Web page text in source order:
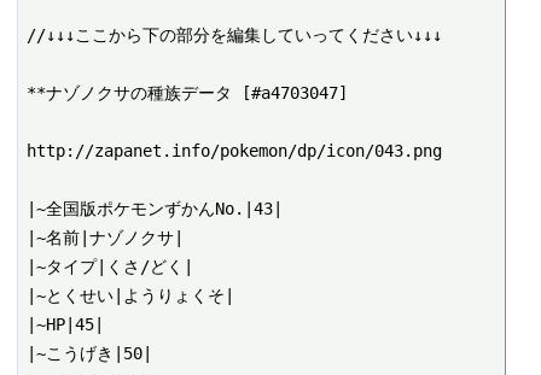
//↓↓↓ここから下の部分を編集していってください↓↓↓
**ナゾノクサの種族データ [#a4703047]
http://zapanet.info/pokemon/dp/icon/043.png
|~全国版ポケモンずかんNo.|43|
|~名前|ナゾノクサ|
|~タイプ|くさ/どく|
|~とくせい|ようりょくそ|
|~HP|45|
|~こうげき|50|